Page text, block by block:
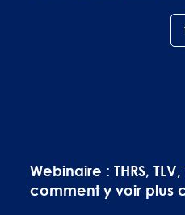
Webinaire : THRS, TLV,
comment y voir plus